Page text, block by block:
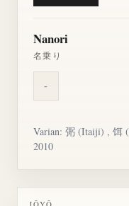
Nanori
名乗り
-
Varian: 㢽 (Itaiji) , 饵
2010